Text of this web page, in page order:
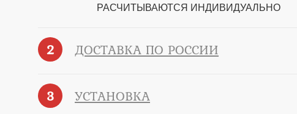
РАСЧИТЫВАЮТСЯ ИНДИВИДУАЛЬНО
2 ДОСТАВКА ПО РОССИИ
3 УСТАНОВКА